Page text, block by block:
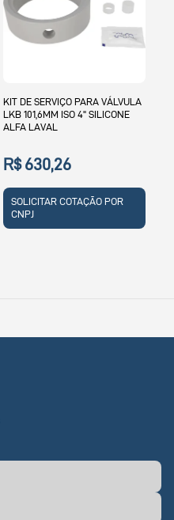
KIT DE SERVIÇO PARA VÁLVULA
LKB 101,6MM ISO 4" SILICONE
ALFA LAVAL
R$ 630,26
SOLICITAR COTAÇÃO POR
CNPJ